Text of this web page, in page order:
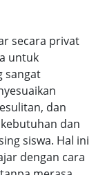
secara privat
untuk
sangat
dan
dan
siswa. Hal ini
dengan cara